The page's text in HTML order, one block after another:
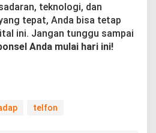
teknologi, dan
tepat, Anda bisa tetap
ini. Jangan tunggu sampai
Anda mulai hari ini!
telfon